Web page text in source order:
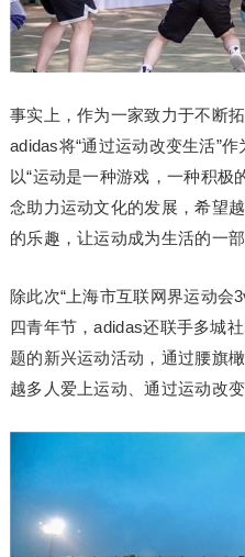
事实上，作为一家致力于不断
adidas将“通过运动改变生活”
以“运动是一种游戏，一种积极
念助力运动文化的发展，希望
的乐趣，让运动成为生活的一部
除此次“上海市互联网界运动会
四青年节，adidas还联手多城
题的新兴运动活动，通过腰旗
越多人爱上运动、通过运动改变